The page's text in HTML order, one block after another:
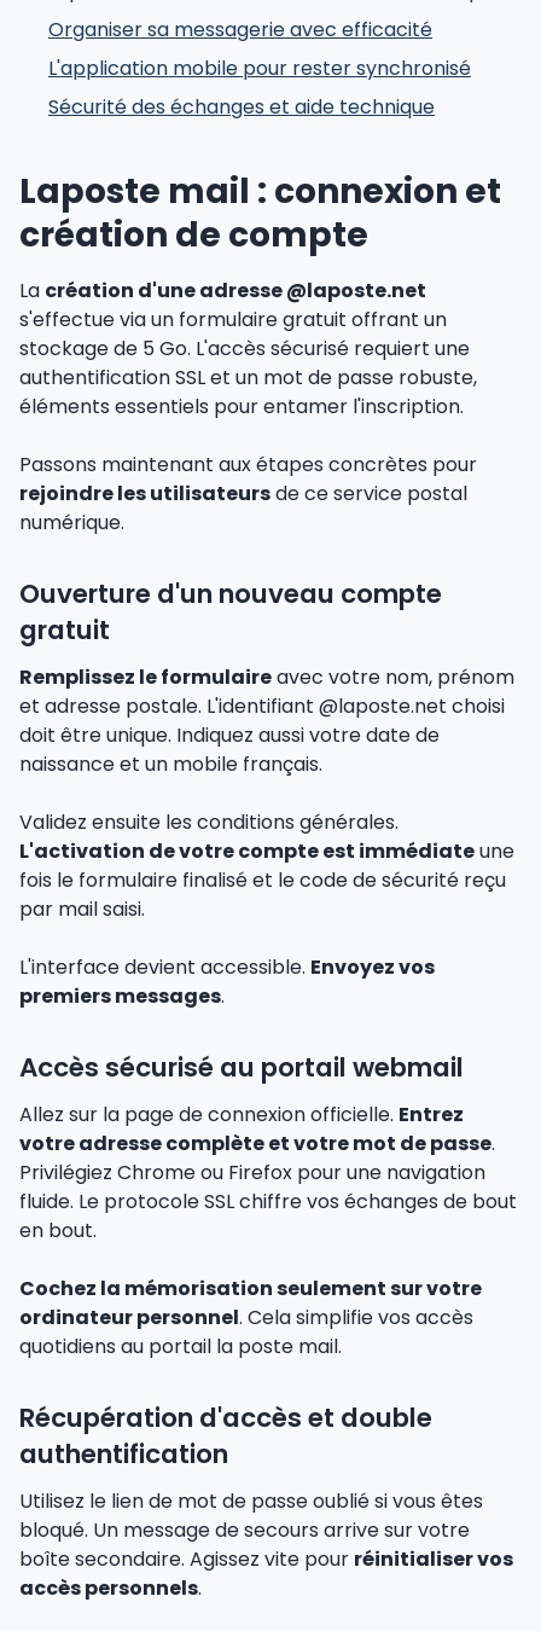
Organiser sa messagerie avec efficacité
L'application mobile pour rester synchronisé
Sécurité des échanges et aide technique
Laposte mail : connexion et
création de compte
La création d'une adresse @laposte.net
s'effectue via un formulaire gratuit offrant un
stockage de 5 Go. L'accès sécurisé requiert une
authentification SSL et un mot de passe robuste,
éléments essentiels pour entamer l'inscription.
Passons maintenant aux étapes concrètes pour
rejoindre les utilisateursde ce service postal
numérique.
Ouverture d'un nouveau compte
gratuit
Remplissez le formulaireavec votre nom, prénom
et adresse postale. L'identifiant @laposte.net choisi
doit être unique. Indiquez aussi votre date de
naissance et un mobile français.
Validez ensuite les conditions générales.
L'activation de votre compte est immédiateune
fois le formulaire finalisé et le code de sécurité reçu
par mail saisi.
L'interface devient accessible. Envoyez vos
premiers messages.
Accès sécurisé au portail webmail
Allez sur la page de connexion officielle. Entrez
votre adresse complète et votre mot de passe.
Privilégiez Chrome ou Firefox pour une navigation
fluide. Le protocole SSL chiffre vos échanges de bout
en bout.
Cochez la mémorisation seulement sur votre
ordinateur personnel. Cela simplifie vos accès
quotidiens au portail la poste mail.
Récupération d'accès et double
authentification
Utilisez le lien de mot de passe oublié si vous êtes
bloqué. Un message de secours arrive sur votre
boîte secondaire. Agissez vite pour réinitialiser vos
accès personnels.